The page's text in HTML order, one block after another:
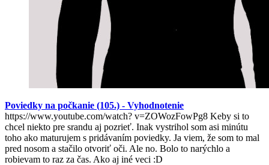
Poviedky na počkanie (105.) - Vyhodnotenie
https://www.youtube.com/watch? v=ZOWozFowPg8 Keby si to
chcel niekto pre srandu aj pozrieť. Inak vystrihol som asi minútu
toho ako maturujem s pridávaním poviedky. Ja viem, že som to mal
pred nosom a stačilo otvoriť oči. Ale no. Bolo to narýchlo a
robievam to raz za čas. Ako aj iné veci :D